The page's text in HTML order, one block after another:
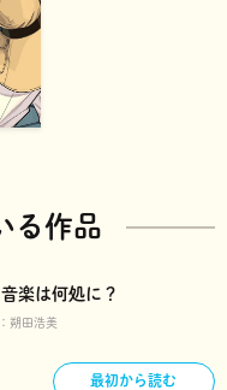
る作品
楽は何処に？
朔田浩美
最初から読む